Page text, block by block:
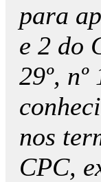
para
e 2 do
29º,
nos
CPC,